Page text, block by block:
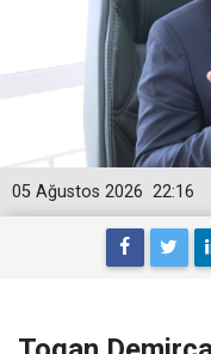
22:16
05 Ağustos 2026